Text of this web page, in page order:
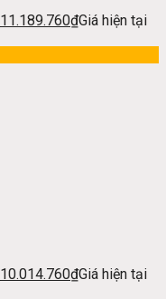
11.189.760₫Giá hiện tại
10.014.760₫Giá hiện tại